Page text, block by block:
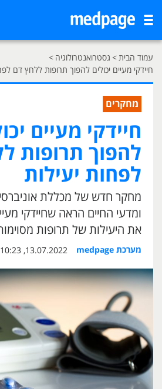
עמוד הבית> גסטרואנטרולוגיה >
חיידקי מעיים יכולים להפוך תרופות ללחץ דם
מחקרים
חיידקי מעיים
להפוך תרופות
לפחות יעילות
מחקר חדש של מכללת
ומדעי החיים הראה שחיידקי
את היעילות של תרופות
מערכת medpage 13.07.2022, 10:23